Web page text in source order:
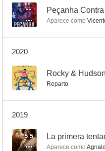
-- Peçanha
Aparece como
2020
-- Rocky &
Reparto
2019
5.5 La primera
Aparece como